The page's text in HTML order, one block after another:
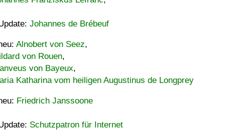
Johannes de Brébeuf
Alnobert von Seez,
von Rouen,
von Bayeux,
Katharina vom heiligen Augustinus de Longprey
Friedrich Janssoone
Schutzpatron für Internet